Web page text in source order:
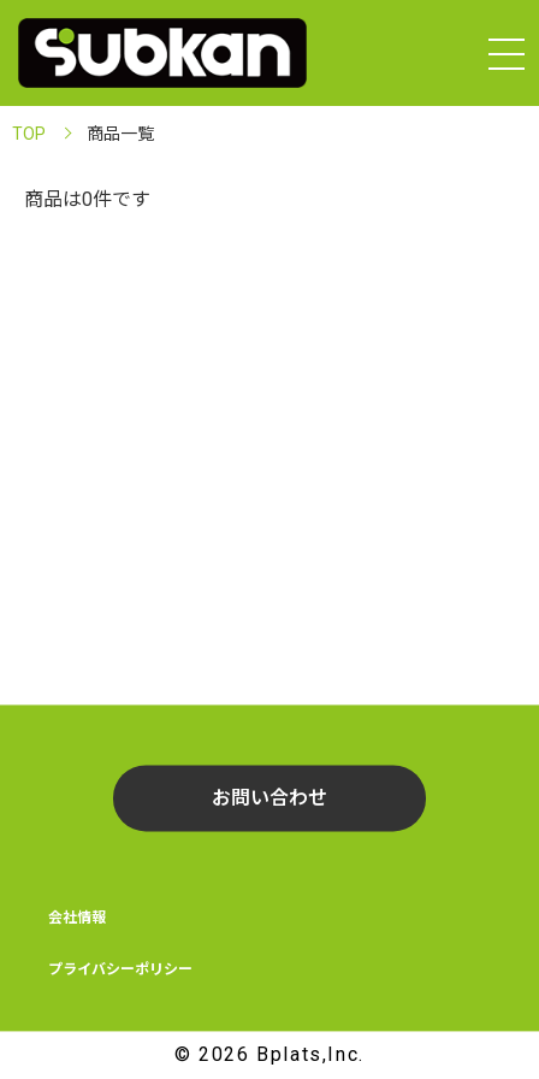
TOP 商品一覧
商品は0件です
お問い合わせ
会社情報
プライバシーポリシー
© 2026 Bplats,Inc.